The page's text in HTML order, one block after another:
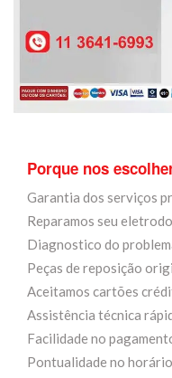
Porque nos
Garantia dos serviços
Reparamos seu
Diagnostico do
Peças de reposição
Aceitamos cartões
Assistência técnica
Facilidade no
Pontualidade no